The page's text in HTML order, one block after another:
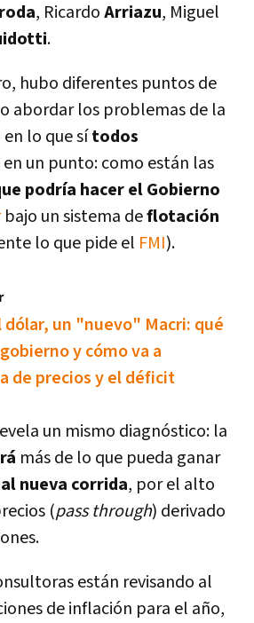
, RicardoArriazu, Miguel
.
hubo diferentes puntos de
abordar los problemas de la
lo que sí­todos
en un punto: como están las
podrí­a hacer el Gobierno
bajo un sistema deflotación
lo que pide el FMI).
dólar, un "nuevo" Macri: qué
y cómo va a
de precios y el déficit
un mismo diagnóstico: la
más de lo que pueda ganar
nueva corrida, por el alto
(pass through) derivado
están revisando al
de inflación para el año,